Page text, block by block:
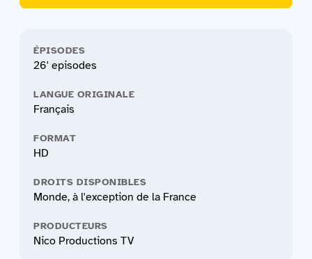
ÉPISODES
26' episodes
LANGUE ORIGINALE
Français
FORMAT
HD
DROITS DISPONIBLES
Monde, à l'exception de la France
PRODUCTEURS
Nico Productions TV